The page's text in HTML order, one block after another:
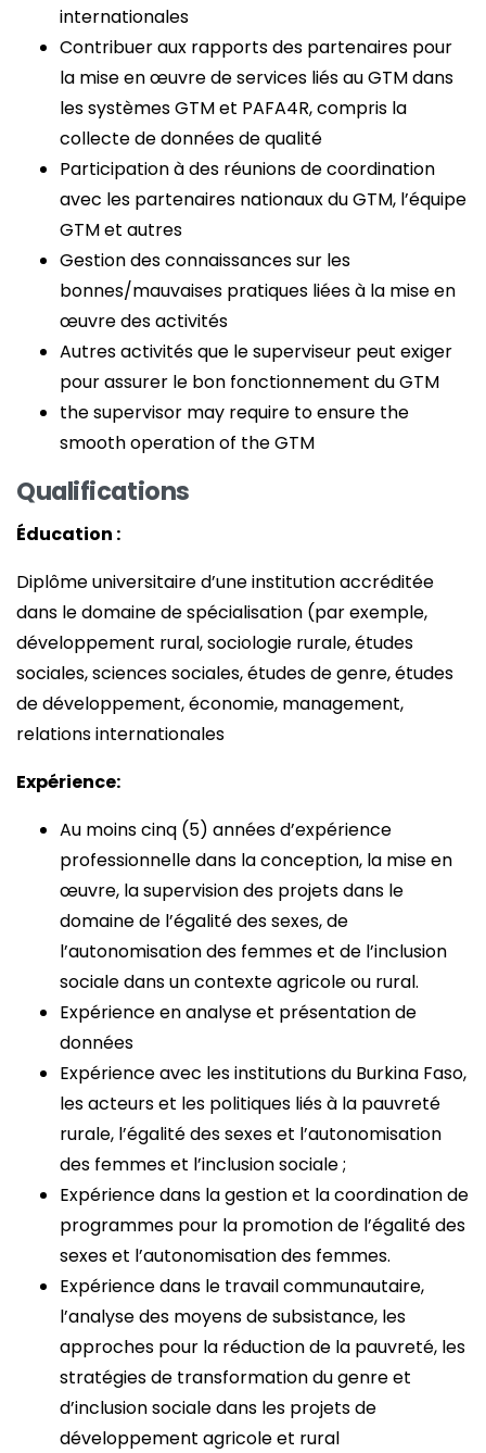
internationales
Contribuer aux rapports des partenaires pour
la mise en œuvre de services liés au GTM dans
les systèmes GTM et PAFA4R, compris la
collecte de données de qualité
Participation à des réunions de coordination
avec les partenaires nationaux du GTM, l’équipe
GTM et autres
Gestion des connaissances sur les
bonnes/mauvaises pratiques liées à la mise en
œuvre des activités
Autres activités que le superviseur peut exiger
pour assurer le bon fonctionnement du GTM
the supervisor may require to ensure the
smooth operation of the GTM
Qualifications
Éducation :
Diplôme universitaire d’une institution accréditée
dans le domaine de spécialisation (par exemple,
développement rural, sociologie rurale, études
sociales, sciences sociales, études de genre, études
de développement, économie, management,
relations internationales
Expérience:
Au moins cinq (5) années d’expérience
professionnelle dans la conception, la mise en
œuvre, la supervision des projets dans le
domaine de l’égalité des sexes, de
l’autonomisation des femmes et de l’inclusion
sociale dans un contexte agricole ou rural.
Expérience en analyse et présentation de
données
Expérience avec les institutions du Burkina Faso,
les acteurs et les politiques liés à la pauvreté
rurale, l’égalité des sexes et l’autonomisation
des femmes et l’inclusion sociale ;
Expérience dans la gestion et la coordination de
programmes pour la promotion de l’égalité des
sexes et l’autonomisation des femmes.
Expérience dans le travail communautaire,
l’analyse des moyens de subsistance, les
approches pour la réduction de la pauvreté, les
stratégies de transformation du genre et
d’inclusion sociale dans les projets de
développement agricole et rural